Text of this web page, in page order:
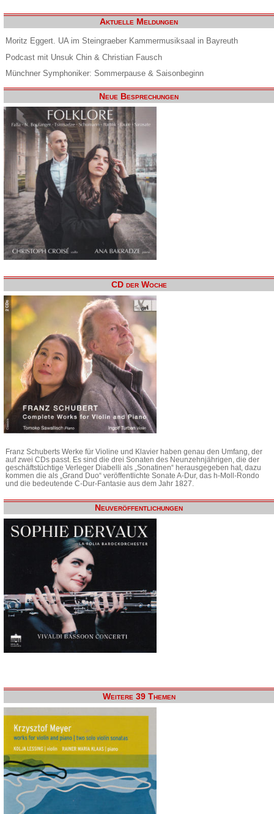
Aktuelle Meldungen
Moritz Eggert. UA im Steingraeber Kammermusiksaal in Bayreuth
Podcast mit Unsuk Chin & Christian Fausch
Münchner Symphoniker: Sommerpause & Saisonbeginn
Neue Besprechungen
CD der Woche
Franz Schuberts Werke für Violine und Klavier haben genau den Umfang, der
auf zwei CDs passt. Es sind die drei Sonaten des Neunzehnjährigen, die der
geschäftstüchtige Verleger Diabelli als „Sonatinen“ herausgegeben hat, dazu
kommen die als „Grand Duo“ veröffentlichte Sonate A-Dur, das h-Moll-Rondo
und die bedeutende C-Dur-Fantasie aus dem Jahr 1827.
Neuveröffentlichungen
Weitere 39 Themen